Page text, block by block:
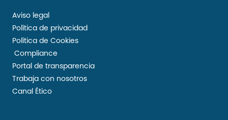
Aviso legal
Política de privacidad
Política de Cookies
Compliance
Portal de transparencia
Trabaja con nosotros
Canal Ético